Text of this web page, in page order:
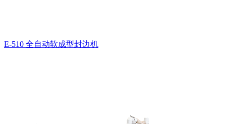
E-510 全自动软成型封边机